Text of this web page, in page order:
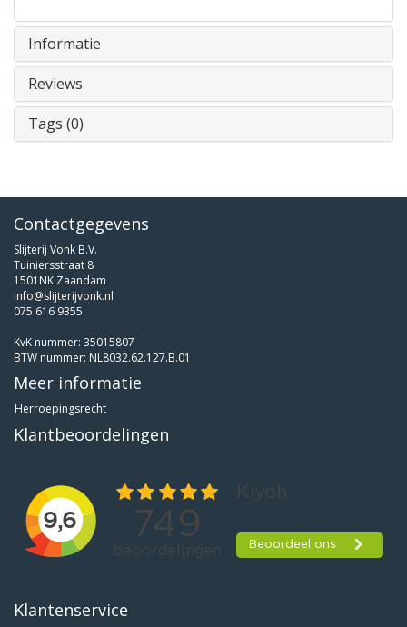
Informatie
Reviews
Tags (0)
Contactgegevens
Slijterij Vonk B.V.
Tuiniersstraat 8
1501NK Zaandam
info@slijterijvonk.nl
075 616 9355
KvK nummer: 35015807
BTW nummer: NL8032.62.127.B.01
Meer informatie
Herroepingsrecht
Klantbeoordelingen
Klantenservice